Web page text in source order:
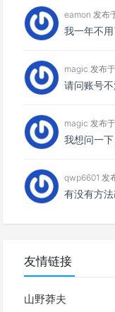
eamon 发布
magic 发布
请问账号
magic 发布
我想问一
qwp6601 发
有没有方
友情链接
山野莽夫